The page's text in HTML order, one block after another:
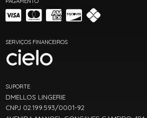
SERVIÇOS FINANCEIROS
SUPORTE
DMELLOS LINGERIE
CNPJ 02.199.593/0001-92